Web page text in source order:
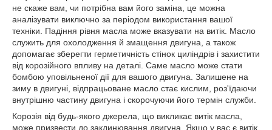
не скаже вам, чи потрібна вам його заміна, це можна
аналізувати виключно за періодом використання вашої
техніки. Падіння рівня масла може вказувати на витік. Масло
служить для охолодження й змащення двигуна, а також
допомагає зберегти герметичність стінок циліндрів і захистити
від корозійного впливу на деталі. Саме масло може стати
бомбою уповільненої дії для вашого двигуна. Залишене на
зиму в двигуні, відпрацьоване масло стає кислим, роз'їдаючи
внутрішню частину двигуна і скорочуючи його термін служби.
Корозія від будь-якого джерела, що викликає витік масла,
може призвести до заклинювання двигуна. Якщо у вас є витік,